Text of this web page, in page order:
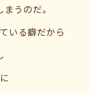
うのだ。
いる癖だから